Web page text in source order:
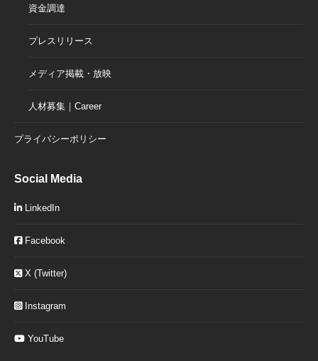
資金調達
プレスリリース
メディア掲載・放映
人材募集｜Career
プライバシーポリシー
Social Media
LinkedIn
Facebook
X (Twitter)
Instagram
YouTube